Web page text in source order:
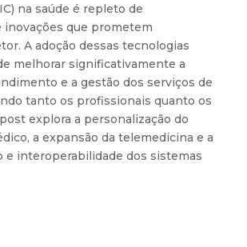
na saúde é repleto de
inovações que prometem
A adoção dessas tecnologias
melhorar significativamente a
e a gestão dos serviços de
tanto os profissionais quanto os
explora a personalização do
a expansão da telemedicina e a
e interoperabilidade dos sistemas